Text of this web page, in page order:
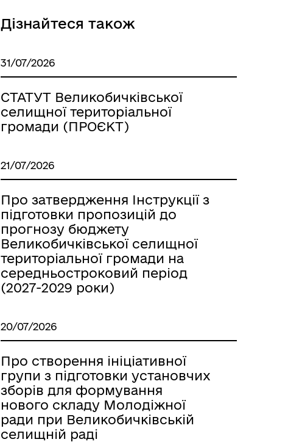
Дізнайтеся також
31/07/2026
СТАТУТ Великобичківської
селищної територіальної
громади (ПРОЄКТ)
21/07/2026
Про затвердження Інструкції з
підготовки пропозицій до
прогнозу бюджету
Великобичківської селищної
територіальної громади на
середньостроковий період
(2027-2029 роки)
20/07/2026
Про створення ініціативної
групи з підготовки установчих
зборів для формування
нового складу Молодіжної
ради при Великобичківській
селищній раді